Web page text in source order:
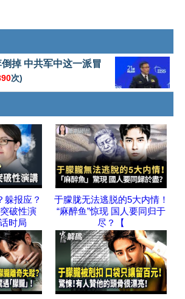
掉 中共军中这一派冒
次)
躲报应？
破性演
时局
于朦胧无法逃脱的5大内情！
“麻醉鱼”惊现 国人要同归于
尽？【